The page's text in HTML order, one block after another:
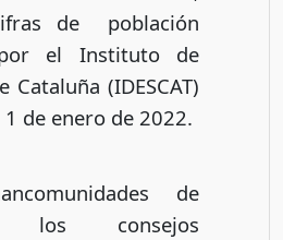
de población
el Instituto de
Cataluña (IDESCAT)
de enero de 2022.
de
los consejos